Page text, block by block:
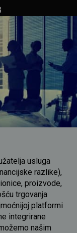
usluga
razlike),
proizvode,
trgovanja
platformi
integrirane
našim